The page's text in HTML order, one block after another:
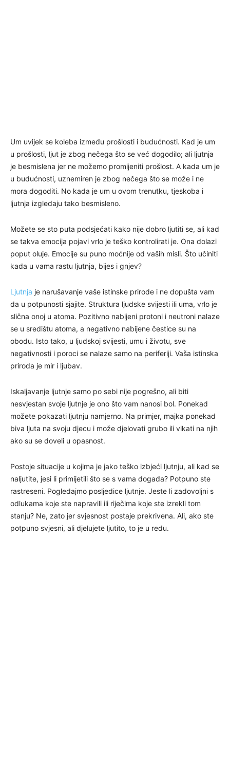
Um uvijek se koleba između prošlosti i budućnosti. Kad je um
u prošlosti, ljut je zbog nečega što se već dogodilo; ali ljutnja
je besmislena jer ne možemo promijeniti prošlost. A kada um je
u budućnosti, uznemiren je zbog nečega što se može i ne
mora dogoditi. No kada je um u ovom trenutku, tjeskoba i
ljutnja izgledaju tako besmisleno.
Možete se sto puta podsjećati kako nije dobro ljutiti se, ali kad
se takva emocija pojavi vrlo je teško kontrolirati je. Ona dolazi
poput oluje. Emocije su puno moćnije od vaših misli. Što učiniti
kada u vama rastu ljutnja, bijes i gnjev?
Ljutnja je narušavanje vaše istinske prirode i ne dopušta vam
da u potpunosti sjajite. Struktura ljudske svijesti ili uma, vrlo je
slična onoj u atoma. Pozitivno nabijeni protoni i neutroni nalaze
se u središtu atoma, a negativno nabijene čestice su na
obodu. Isto tako, u ljudskoj svijesti, umu i životu, sve
negativnosti i poroci se nalaze samo na periferiji. Vaša istinska
priroda je mir i ljubav.
Iskaljavanje ljutnje samo po sebi nije pogrešno, ali biti
nesvjestan svoje ljutnje je ono što vam nanosi bol. Ponekad
možete pokazati ljutnju namjerno. Na primjer, majka ponekad
biva ljuta na svoju djecu i može djelovati grubo ili vikati na njih
ako su se doveli u opasnost.
Postoje situacije u kojima je jako teško izbjeći ljutnju, ali kad se
naljutite, jesi li primijetili što se s vama događa? Potpuno ste
rastreseni. Pogledajmo posljedice ljutnje. Jeste li zadovoljni s
odlukama koje ste napravili ili riječima koje ste izrekli tom
stanju? Ne, zato jer svjesnost postaje prekrivena. Ali, ako ste
potpuno svjesni, ali djelujete ljutito, to je u redu.